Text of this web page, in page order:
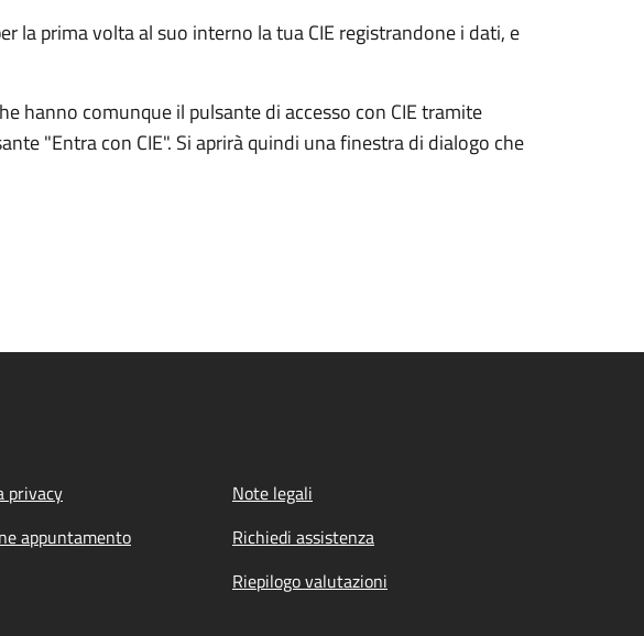
la prima volta al suo interno la tua CIE registrandone i dati, e
hanno comunque il pulsante di accesso con CIE tramite
"Entra con CIE". Si aprirà quindi una finestra di dialogo che
privacy
Note legali
appuntamento
Richiedi assistenza
Riepilogo valutazioni